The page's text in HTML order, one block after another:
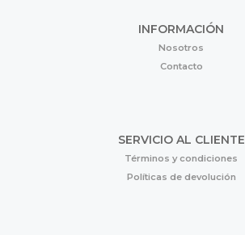
INFORMACIÓN
Nosotros
Contacto
SERVICIO AL CLIENTE
Términos y condiciones
Políticas de devolución